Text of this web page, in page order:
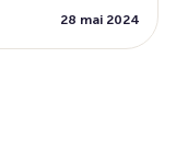
28 mai 2024